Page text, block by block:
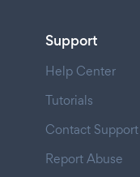
Support
Help Center
Tutorials
Contact Support
Report Abuse